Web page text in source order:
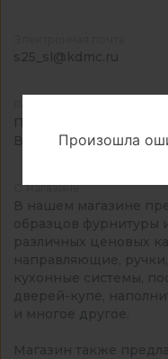
s25_sl@kdmc.ru
Пн-Сб: 09:00-19:00
Вс: выходной
О магазине
В нашем магазине
образцов фурнитуры
различных ценовых
направляющие,
кухонные системы,
дверей-купе,
и многое другое.
Магазин также
Произошла